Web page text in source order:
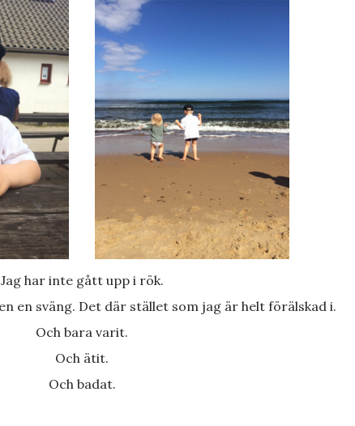
Jag har inte gått upp i rök.
en sväng. Det där stället som jag är helt förälskad i.
Och bara varit.
Och ätit.
Och badat.